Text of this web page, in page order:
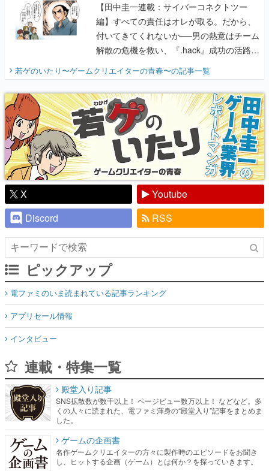
【田中圭一連載：サイバーコネクトツー
編】すべての責任はオレが取る。だから、
付いてきてくれないか──男の熱意はチーム
解散の危機を救い、『.hack』成功の活路を
開く。業界の快男児・松山 洋に流れる血は
『少年ジャンプ』色だった【若ゲのいた
り】
若ゲのいたり〜ゲームクリエイターの青春〜の記事一覧
X
Youtube
Discord
RSS
ピックアップ
電ファミのいま読まれている記事ランキング
アプリセール情報
インタビュー
連載・特集一覧
殿堂入り記事
SNS拡散数が数千以上！ ページビュー数万以上！ などなど。多
くの人々に読まれた、電ファミ渾身の“殿堂入り”記事をまとめま
した。
ゲームの企画書
名作ゲームクリエイターの方々に製作時のエピソードをお聞き
し、ヒットする企画（ゲーム）とは何か？を探っていきます。